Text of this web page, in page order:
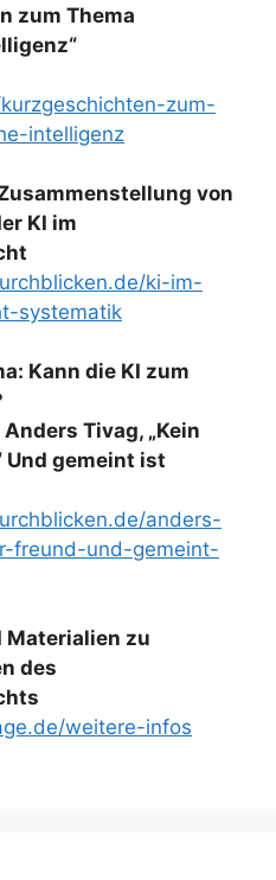
zum Thema
zum-
intelligenz
von
KI im
ki-im-
systematik
Kann die KI zum
Tivag, „Kein
Und gemeint ist
anders-
freund-und-gemeint-
Materialien zu
des
weitere-infos